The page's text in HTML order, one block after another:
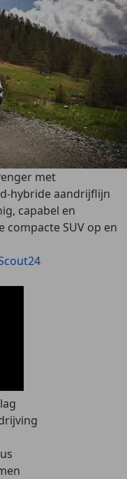
met
hybride aandrijflijn
capabel en
compacte SUV op en